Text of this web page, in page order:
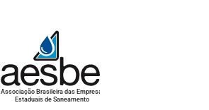
Associação Brasileira das Empresas
Estaduais de Saneamento